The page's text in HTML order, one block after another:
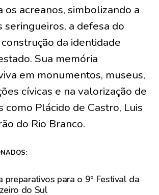
acreanos, simbolizando a
seringueiros, a defesa do
da identidade
Sua memória
em monumentos, museus,
cívicas e na valorização de
como Plácido de Castro, Luis
do Rio Branco.
preparativos para o 9º Festival da
do Sul